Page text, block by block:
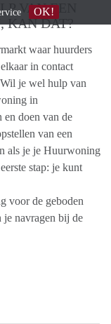
VAN EEN
KAN DAT?
waar huurders
in contact
je wel hulp van
in
doen van de
van een
als je je Huurwoning
stap: je kunt
voor de geboden
je navragen bij de
OK!